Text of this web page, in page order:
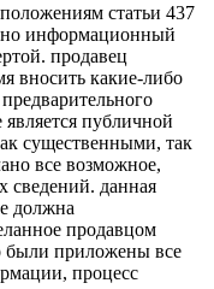
статьи 437
информационный
продавец
вносить какие-либо
публичной
существенными, так
все возможное,
сведений. данная
должна
продавцом
были приложены все
процесс